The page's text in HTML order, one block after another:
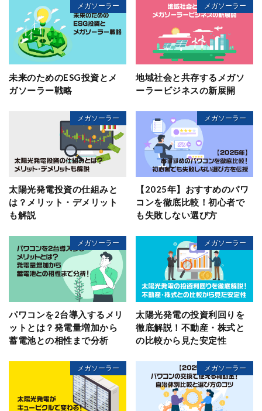
メガソーラー
未来のためのESG投資とメ
ガソーラー戦略
メガソーラー
地域社会と共存するメガソ
ーラービジネスの新展開
メガソーラー
太陽光発電投資の仕組みと
は？メリット・デメリット
も解説
メガソーラー
【2025年】おすすめのパワ
コンを徹底比較！初心者で
も失敗しない選び方
メガソーラー
パワコンを2台導入するメリ
ットとは？発電量増加から
蓄電池との相性まで分析
メガソーラー
太陽光発電の投資利回りを
徹底解説！不動産・株式と
の比較から見た安定性
メガソーラー メガソーラー